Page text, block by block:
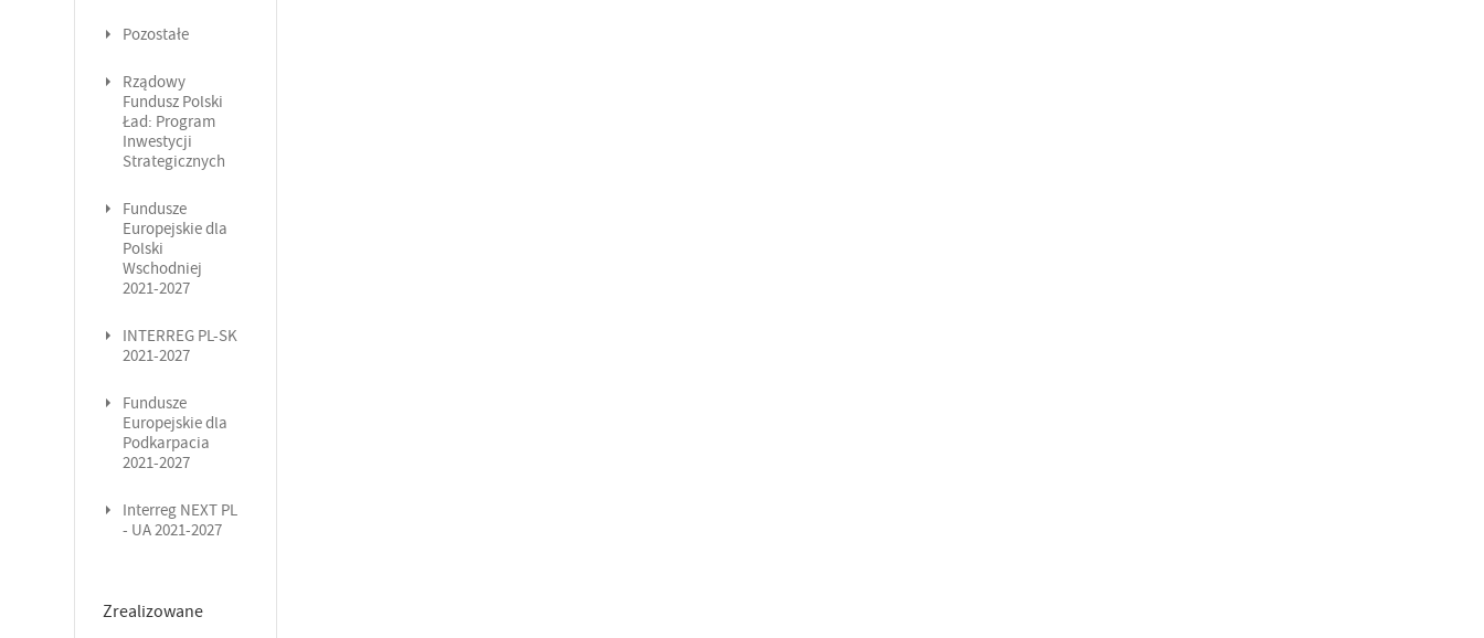
Pozostałe
Rządowy
Fundusz Polski
Ład: Program
Inwestycji
Strategicznych
Fundusze
Europejskie dla
Polski
Wschodniej
2021-2027
INTERREG PL-SK
2021-2027
Fundusze
Europejskie dla
Podkarpacia
2021-2027
Interreg NEXT PL
- UA 2021-2027
Zrealizowane